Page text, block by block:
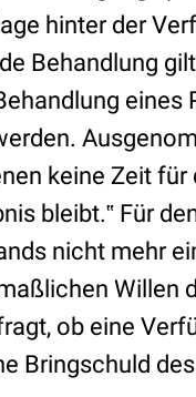
hinter der
Behandlung
eines
keine Zeit für
bleibt.‟ Für
nicht mehr
Willen
ob eine
Bringschuld